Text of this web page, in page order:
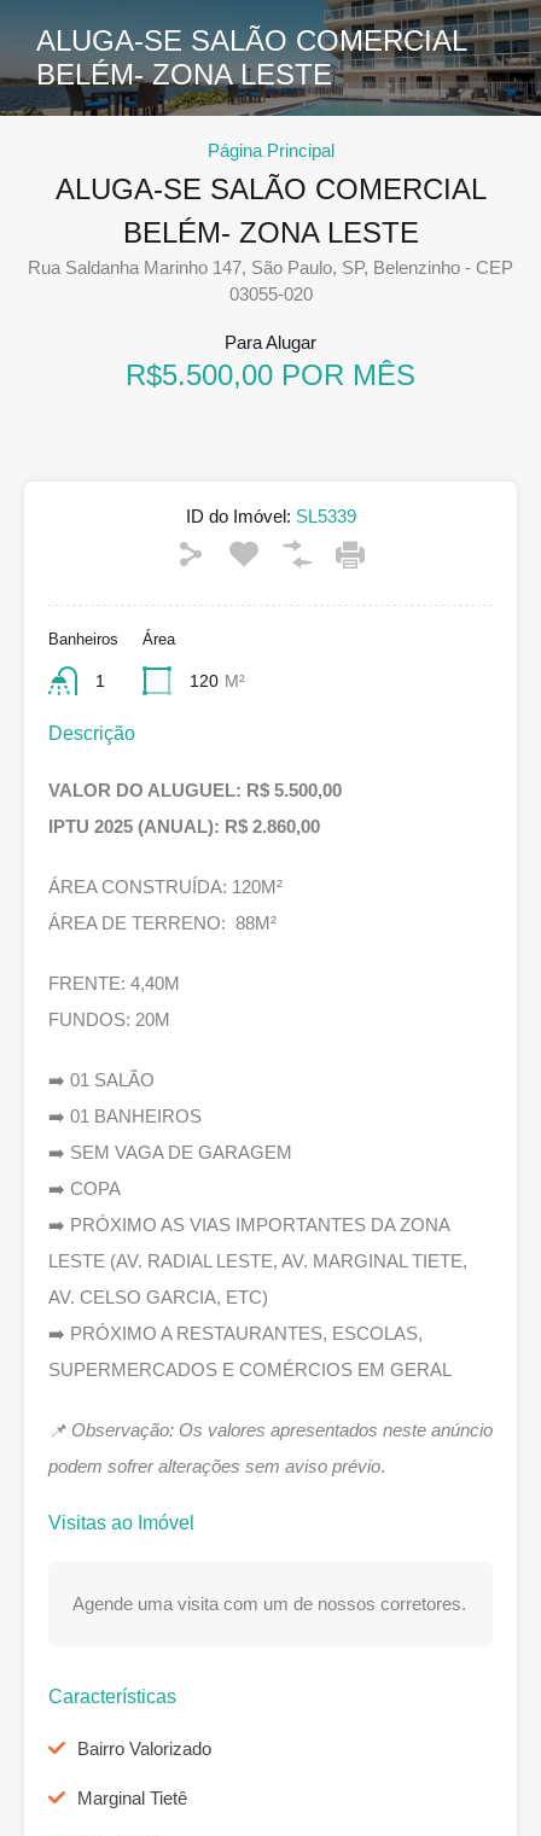
ALUGA-SE SALÃO COMERCIAL
BELÉM- ZONA LESTE
Página Principal
ALUGA-SE SALÃO COMERCIAL
BELÉM- ZONA LESTE
Rua Saldanha Marinho 147, São Paulo, SP, Belenzinho - CEP
03055-020
Para Alugar
R$5.500,00 POR MÊS
ID do Imóvel: SL5339
Banheiros
1
Área
120 M²
Descrição
VALOR DO ALUGUEL: R$ 5.500,00
IPTU 2025 (ANUAL): R$ 2.860,00
ÁREA CONSTRUÍDA: 120M²
ÁREA DE TERRENO: 88M²
FRENTE: 4,40M
FUNDOS: 20M
➡️ 01 SALÃO
➡️ 01 BANHEIROS
➡️ SEM VAGA DE GARAGEM
➡️ COPA
➡️ PRÓXIMO AS VIAS IMPORTANTES DA ZONA
LESTE (AV. RADIAL LESTE, AV. MARGINAL TIETE,
AV. CELSO GARCIA, ETC)
➡️ PRÓXIMO A RESTAURANTES, ESCOLAS,
SUPERMERCADOS E COMÉRCIOS EM GERAL
📌 Observação: Os valores apresentados neste anúncio
podem sofrer alterações sem aviso prévio.
Visitas ao Imóvel
Agende uma visita com um de nossos corretores.
Características
Bairro Valorizado
Marginal Tietê